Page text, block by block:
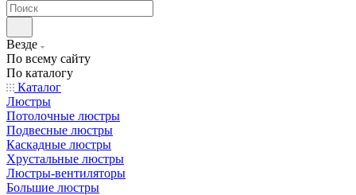
Везде
По всему сайту
По каталогу
Каталог
Люстры
Потолочные люстры
Подвесные люстры
Каскадные люстры
Хрустальные люстры
Люстры-вентиляторы
Большие люстры